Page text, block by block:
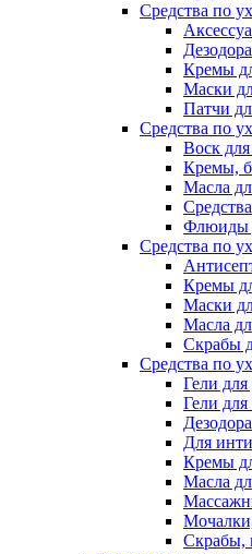
Средства по
Кремы
Маски
Патчи
Средства по
Воск
Кремы,
Масла
Флюиды
Средства по
Кремы
Маски
Масла
Скрабы
Средства по
Гели
Гели для
Для
Кремы
Масла
Скрабы,